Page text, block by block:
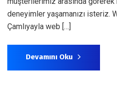
deneyimler yaşamanızı isteriz.
Çamlıyayla web […]
Devamını Oku